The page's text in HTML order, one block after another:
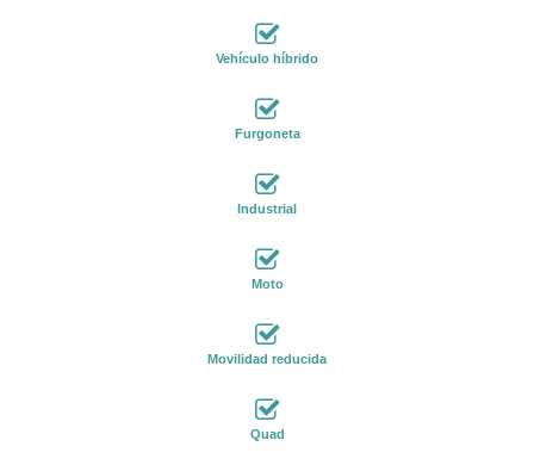
Vehículo híbrido
Furgoneta
Industrial
Moto
Movilidad reducida
Quad